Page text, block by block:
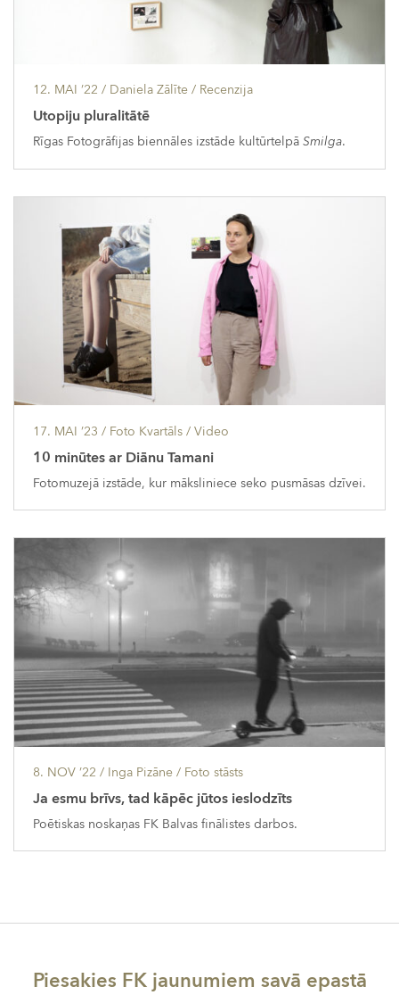
12. MAI ’22 / Daniela Zālīte / Recenzija
Utopiju pluralitātē
Rīgas Fotogrāfijas biennāles izstāde kultūrtelpā Smilga.
17. MAI ’23 / Foto Kvartāls / Video
10 minūtes ar Diānu Tamani
Fotomuzejā izstāde, kur māksliniece seko pusmāsas dzīvei.
8. NOV ’22 / Inga Pizāne / Foto stāsts
Ja esmu brīvs, tad kāpēc jūtos ieslodzīts
Poētiskas noskaņas FK Balvas finālistes darbos.
Piesakies FK jaunumiem savā epastā